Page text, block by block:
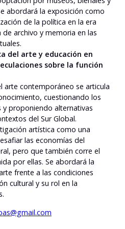
abordará la exposición como
de la política en la era
archivo y memoria en las
del arte y educación en
sobre la función
arte contemporáneo se articula
cuestionando los
proponiendo alternativas
del Sur Global.
artística como una
las economías del
pero que también corre el
por ellas. Se abordará la
frente a las condiciones
cultural y su rol en la